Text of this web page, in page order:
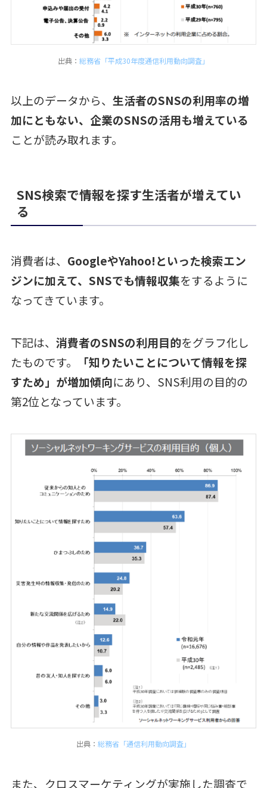
出典： 総務省「平成30年度通信利用動向調査」
以上のデータから、 生活者のSNSの利用率の増
加にともない、企業のSNSの活用も増えている
ことが読み取れます。
SNS検索で情報を探す生活者が増えてい
る
消費者は、 GoogleやYahoo!といった検索エン
ジンに加えて、SNSでも情報収集をするように
なってきています。
下記は、 消費者のSNSの利用目的をグラフ化し
たものです。
「知りたいことについて情報を探
すため」が増加傾向にあり、SNS利用の目的の
第2位となっています。
出典： 総務省「通信利用動向調査」
また、クロスマーケティングが実施した調査で